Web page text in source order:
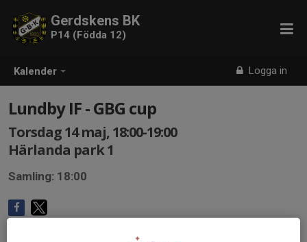
Kalender Logga in
Gerdskens BK
P14 (Födda 12)
Lundby IF - GBG cup
Torsdag 14 maj, 18:00-19:00
Härlanda park 1
Samling: 18:00